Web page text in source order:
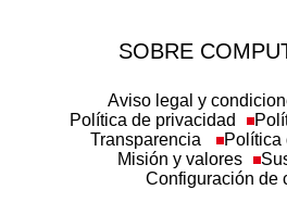
Política de privacidad
Transparencia
Política
Misión y valores
Configuración de